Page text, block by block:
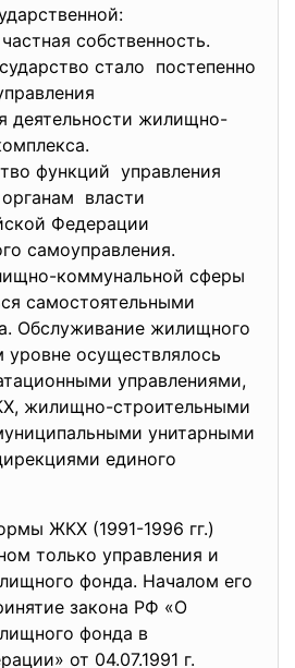
собственность.
стало постепенно
деятельности жилищно-
функций управления
власти
Федерации
самоуправления.
коммунальной сферы
самостоятельными
Обслуживание жилищного
осуществлялось
управлениями,
жилищно-строительными
унитарными
единого
ЖКХ (1991-1996 гг.)
только управления и
фонда. Началом его
закона РФ «О
фонда в
от 04.07.1991 г.